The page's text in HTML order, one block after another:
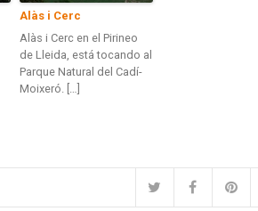
Alàs i Cerc
Alàs i Cerc en el Pirineo
de Lleida, está tocando al
Parque Natural del Cadí-
Moixeró. […]